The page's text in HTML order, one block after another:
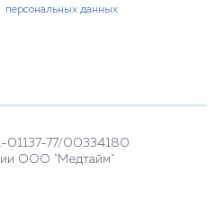
персональных данных
01137-77/00334180
ООО "Медтайм"